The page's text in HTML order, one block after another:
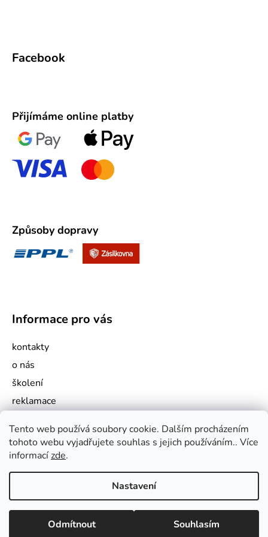
Tento web používá soubory cookie. Dalším procházením
tohoto webu vyjadřujete souhlas s jejich používáním.. Více
informacízde.
Nastavení
Odmítnout Souhlasím
Facebook
Přijímáme online platby
Způsoby dopravy
Informace pro vás
kontakty
o nás
školení
reklamace
obchodní podmínky
podmínky ochrany osobních údajů
Vytvořil Shoptet
Copyright 2026
. Všechna práva